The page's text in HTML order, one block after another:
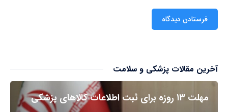
آخرین مقالات پزشکی و سلامت
مهلت ۱۳ روزه برای ثبت اطلاعات کالاهای پزشکی